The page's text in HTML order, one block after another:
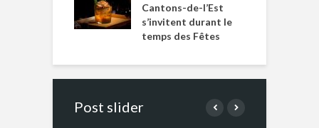
Cantons-de-l’Est
s’invitent durant le
temps des Fêtes
Post slider